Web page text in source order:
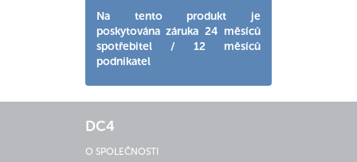
Na tento produkt je
poskytována záruka 24 měsíců
spotřebitel / 12 měsíců
podnikatel
DC4
O SPOLEČNOSTI